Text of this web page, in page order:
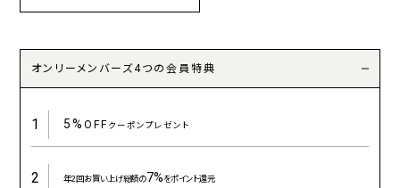
オンリーメンバーズ4つの会員特典
1 5%OFFクーポンプレゼント
2 年2回お買い上げ総額の7%をポイント還元